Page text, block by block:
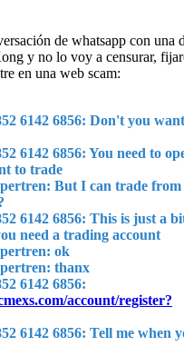
de whatsapp con una
y no lo voy a censurar,
en una web scam:
6142 6856: Don't you
6142 6856: You need to
to trade
But I can trade from
6142 6856: This is just a
need a trading account
ok
thanx
6142 6856:
account/register?
6142 6856: Tell me when